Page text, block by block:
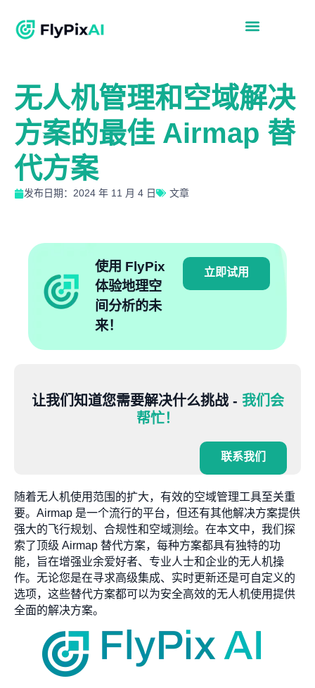
无人机管理和空域解决
方案的最佳 Airmap 替
代方案
发布日期：2024 年 11 月 4 日 文章
使用 FlyPix
体验地理空
间分析的未
来！
立即试用
让我们知道您需要解决什么挑战 - 我们会
帮忙！
联系我们
随着无人机使用范围的扩大，有效的空域管理工具至关重
要。Airmap 是一个流行的平台，但还有其他解决方案提供
强大的飞行规划、合规性和空域测绘。在本文中，我们探
索了顶级 Airmap 替代方案，每种方案都具有独特的功
能，旨在增强业余爱好者、专业人士和企业的无人机操
作。无论您是在寻求高级集成、实时更新还是可自定义的
选项，这些替代方案都可以为安全高效的无人机使用提供
全面的解决方案。